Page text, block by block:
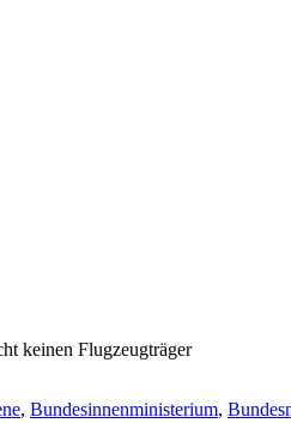
keinen Flugzeugträger
, Bundesinnenministerium,